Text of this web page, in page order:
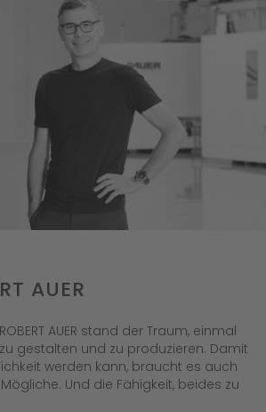
AUER
AUER stand der Traum, einmal
gestalten und zu produzieren. Damit
werden kann, braucht es auch
Und die Fähigkeit, beides zu